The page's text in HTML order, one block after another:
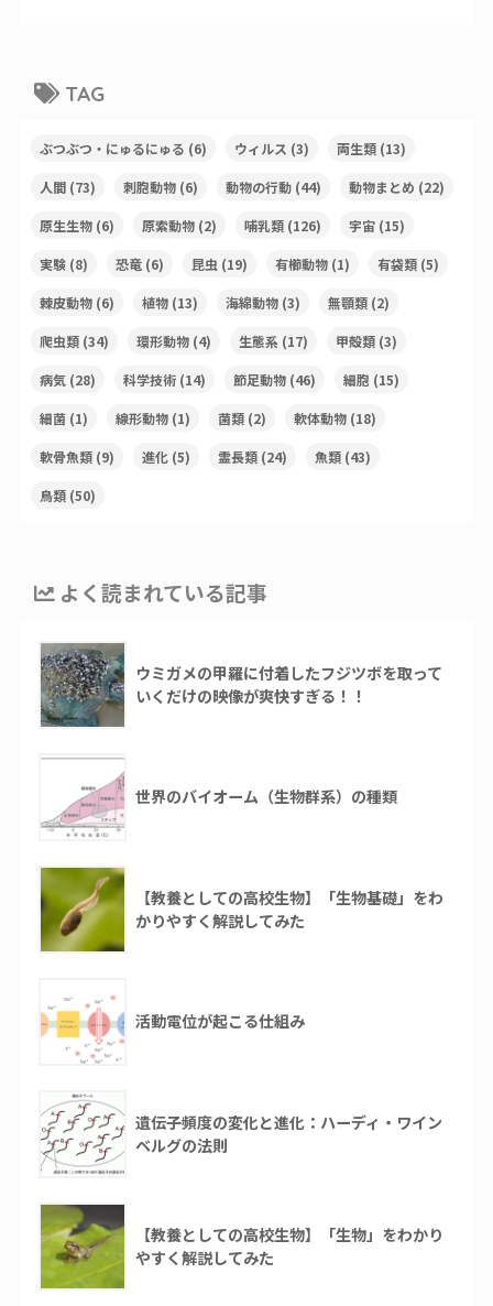
TAG
ぶつぶつ・にゅるにゅる (6) ウィルス (3) 両生類(13)
人間(73) 刺胞動物(6) 動物の行動(44) 動物まとめ (22)
原生生物(6) 原索動物(2) 哺乳類(126) 宇宙(15)
実験(8) 恐竜(6) 昆虫 (19) 有櫛動物(1) 有袋類(5)
棘皮動物(6) 植物(13) 海綿動物(3) 無顎類(2)
爬虫類(34) 環形動物(4) 生態系(17) 甲殻類(3)
病気(28) 科学技術(14) 節足動物(46) 細胞 (15)
細菌(1) 線形動物(1) 菌類(2) 軟体動物(18)
軟骨魚類(9) 進化(5) 霊長類(24) 魚類(43)
鳥類(50)
よく読まれている記事
ウミガメの甲羅に付着したフジツボを取って
いくだけの映像が爽快すぎる！！
世界のバイオーム（生物群系）の種類
【教養としての高校生物】「生物基礎」をわ
かりやすく解説してみた
活動電位が起こる仕組み
遺伝子頻度の変化と進化：ハーディ・ワイン
ベルグの法則
【教養としての高校生物】「生物」をわかり
やすく解説してみた